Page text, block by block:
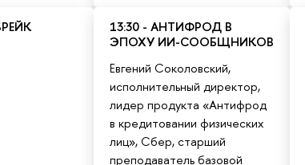
13:30 - АНТИФРОД В
ЭПОХУ ИИ-СООБЩНИКОВ
Евгений Соколовский,
исполнительный директор,
лидер продукта «Антифрод
в кредитовании физических
лиц», Сбер, старший
преподаватель базовой